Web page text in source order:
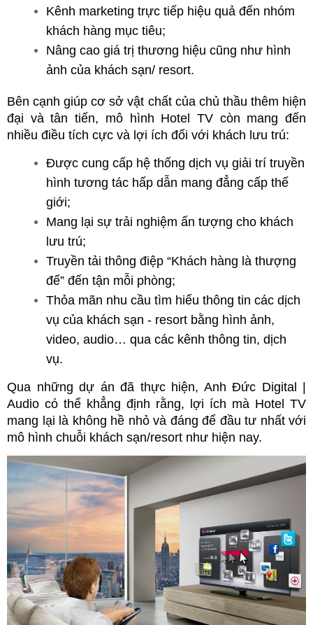
Kênh marketing trực tiếp hiệu quả đến nhóm
khách hàng mục tiêu;
Nâng cao giá trị thương hiệu cũng như hình
ảnh của khách sạn/ resort.
Bên cạnh giúp cơ sở vật chất của chủ thầu thêm hiện
đại và tân tiến, mô hình Hotel TV còn mang đến
nhiều điều tích cực và lợi ích đối với khách lưu trú:
Được cung cấp hệ thống dịch vụ giải trí truyền
hình tương tác hấp dẫn mang đẳng cấp thế
giới;
Mang lại sự trải nghiệm ấn tượng cho khách
lưu trú;
Truyền tải thông điệp “Khách hàng là thượng
đế” đến tận mỗi phòng;
Thỏa mãn nhu cầu tìm hiểu thông tin các dịch
vụ của khách sạn - resort bằng hình ảnh,
video, audio… qua các kênh thông tin, dịch
vụ.
Qua những dự án đã thực hiện, Anh Đức Digital |
Audio có thể khẳng định rằng, lợi ích mà Hotel TV
mang lại là không hề nhỏ và đáng để đầu tư nhất với
mô hình chuỗi khách sạn/resort như hiện nay.